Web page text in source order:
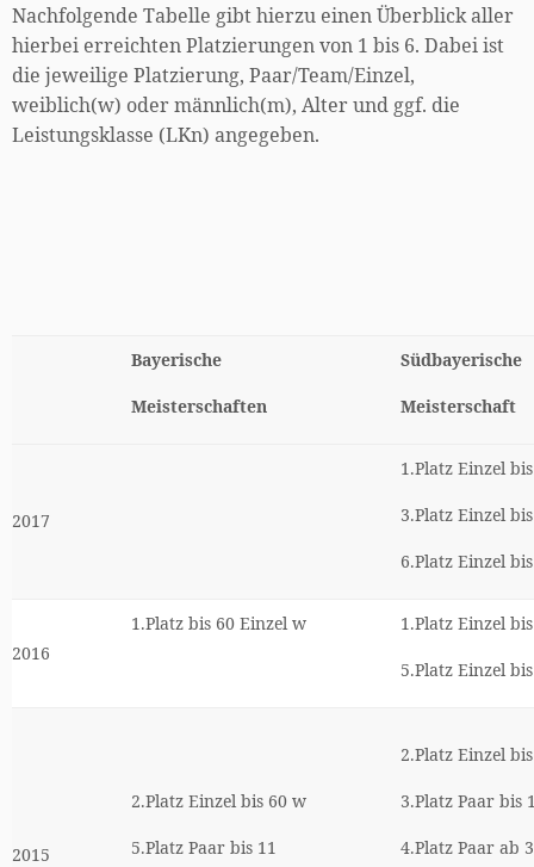
Nachfolgende Tabelle gibt hierzu einen Überblick aller
hierbei erreichten Platzierungen von 1 bis 6. Dabei ist
die jeweilige Platzierung, Paar/Team/Einzel,
weiblich(w) oder männlich(m), Alter und ggf. die
Leistungsklasse (LKn) angegeben.
Bayerische
Meisterschaften
Südbayerische
Meisterschaft
2017
1.Platz Einzel
3.Platz Einzel
6.Platz Einzel
2016
1.Platz bis 60 Einzel w 1.Platz Einzel
5.Platz Einzel
2015
2.Platz Einzel bis 60 w
5.Platz Paar bis 11
2.Platz Einzel
3.Platz Paar bis
4.Platz Paar ab